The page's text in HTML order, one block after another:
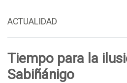
ACTUALIDAD
Tiempo para la
Sabiñánigo